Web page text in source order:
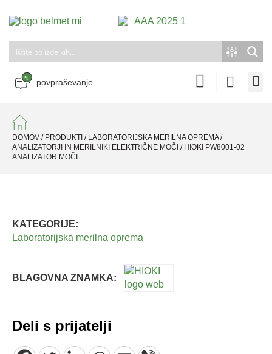
povpraševanje
DOMOV / PRODUKTI / LABORATORIJSKA MERILNA OPREMA/
ANALIZATORJI IN MERILNIKI ELEKTRIČNE MOČI / HIOKI PW8001-02
ANALIZATOR MOČI
KATEGORIJE:
Laboratorijska merilna oprema
BLAGOVNA ZNAMKA:
Deli s prijatelji